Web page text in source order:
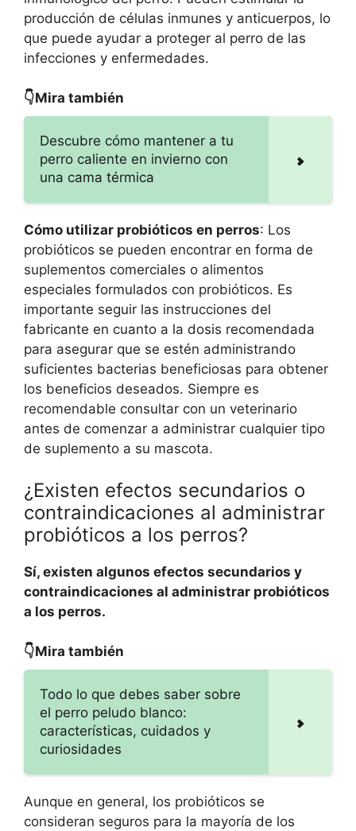
producción de células inmunes y anticuerpos, lo
que puede ayudar a proteger al perro de las
infecciones y enfermedades.
👇Mira también
Descubre cómo mantener a tu
perro caliente en invierno con
una cama térmica
Cómo utilizar probióticos en perros: Los
probióticos se pueden encontrar en forma de
suplementos comerciales o alimentos
especiales formulados con probióticos. Es
importante seguir las instrucciones del
fabricante en cuanto a la dosis recomendada
para asegurar que se estén administrando
suficientes bacterias beneficiosas para obtener
los beneficios deseados. Siempre es
recomendable consultar con un veterinario
antes de comenzar a administrar cualquier tipo
de suplemento a su mascota.
¿Existen efectos secundarios o
contraindicaciones al administrar
probióticos a los perros?
Sí, existen algunos efectos secundarios y
contraindicaciones al administrar probióticos
a los perros.
👇Mira también
Todo lo que debes saber sobre
el perro peludo blanco:
características, cuidados y
curiosidades
Aunque en general, los probióticos se
consideran seguros para la mayoría de los